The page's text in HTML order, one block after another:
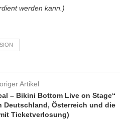
werden kann.)
Artikel
– Bikini Bottom Live on Stage“
Deutschland, Österreich und die
Ticketverlosung)